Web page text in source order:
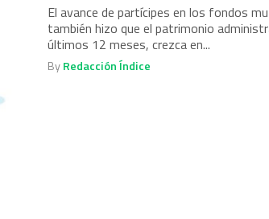
El avance de partícipes en los fondos
también hizo que el patrimonio
últimos 12 meses, crezca en...
ByRedacción Índice